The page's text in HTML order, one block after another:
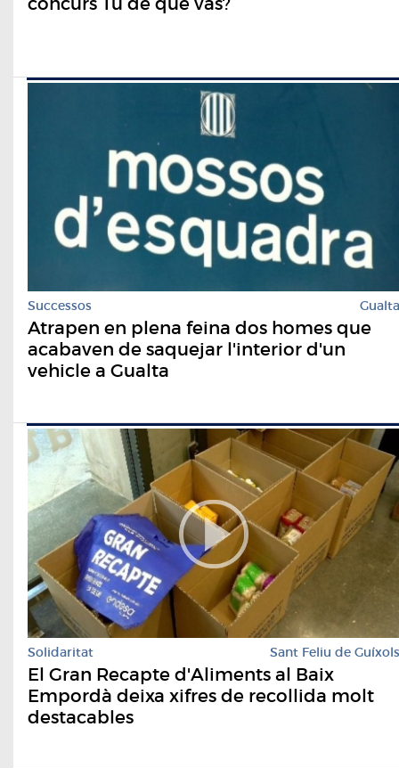
Successos Gualta
Atrapen en plena feina dos homes que
acabaven de saquejar l'interior d'un
vehicle a Gualta
Solidaritat Sant Feliu de Guíxols
El Gran Recapte d'Aliments al Baix
Empordà deixa xifres de recollida molt
destacables